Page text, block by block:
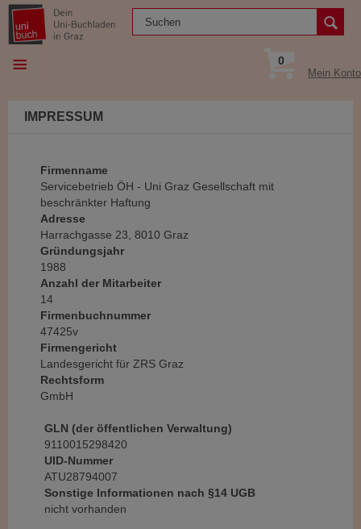
0
Mein Konto
IMPRESSUM
Firmenname
Servicebetrieb ÖH - Uni Graz Gesellschaft mit
beschränkter Haftung
Adresse
Harrachgasse 23, 8010 Graz
Gründungsjahr
1988
Anzahl der Mitarbeiter
14
Firmenbuchnummer
47425v
Firmengericht
Landesgericht für ZRS Graz
Rechtsform
GmbH
GLN (der öffentlichen Verwaltung)
9110015298420
UID-Nummer
ATU28794007
Sonstige Informationen nach §14 UGB
nicht vorhanden